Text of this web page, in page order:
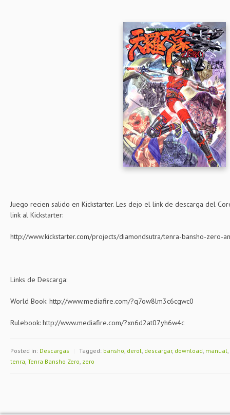
Juego recien salido en Kickstarter. Les dejo el link de descarga del
link al Kickstarter:
http://www.kickstarter.com/projects/diamondsutra/tenra-bansho-zero-
Links de Descarga:
World Book: http://www.mediafire.com/?q7ow8lm3c6cgwc0
Rulebook: http://www.mediafire.com/?xn6d2at07yh6w4c
Posted in: Descargas Tagged: bansho, derol, descargar, download, manual,
tenra, Tenra Bansho Zero, zero